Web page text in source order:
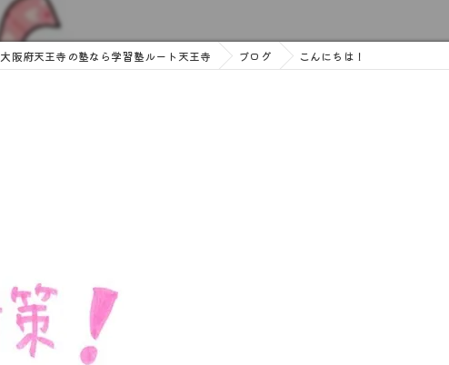
大阪府天王寺の塾なら学習塾ルート天王寺 ブログ こんにちは！